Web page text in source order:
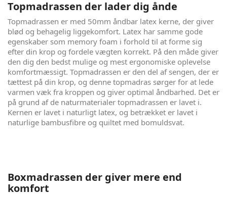
Topmadrassen der lader dig ånde
Topmadrassen er med 50mm åndbar latex kerne, der giver
blød og behagelig liggekomfort. Latex har samme gode
egenskaber som memory foam i forhold til at forme sig
efter din krop og fordele vægten korrekt. På den måde giver
den dig den bedst mulige og mest ergonomiske oplevelse
komfortmæssigt. Topmadrassen er den del af sengen, der er
tættest på din krop, og denne topmadras sørger for at lede
varmen væk fra kroppen og giver optimal åndbarhed. Det er
på grund af de naturmaterialer topmadrassen er lavet i.
Kernen er lavet i naturligt latex, og betrækket er lavet i
naturlige bambusfibre og quiltet med bomuldsvat.
Boxmadrassen der giver mere end
komfort